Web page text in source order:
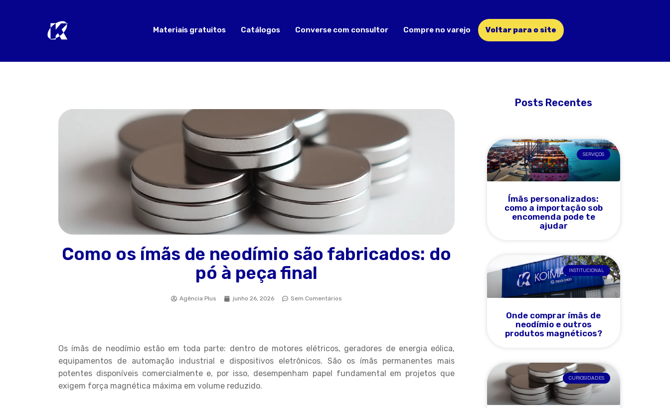
Materiais gratuitos Catálogos Converse com consultor Compre no varejo Voltar para o site
Como os ímãs de neodímio são fabricados: do
pó à peça final
Agência Plus junho 26, 2026 Sem Comentários
Os ímãs de neodímio estão em toda parte: dentro de motores elétricos, geradores de energia eólica,
equipamentos de automação industrial e dispositivos eletrônicos. São os ímãs permanentes mais
potentes disponíveis comercialmente e, por isso, desempenham papel fundamental em projetos que
exigem força magnética máxima em volume reduzido.
Posts Recentes
SERVIÇOS
Ímãs personalizados:
como a importação sob
encomenda pode te
ajudar
INSTITUCIONAL
Onde comprar ímãs de
neodímio e outros
produtos magnéticos?
CURIOSIDADES